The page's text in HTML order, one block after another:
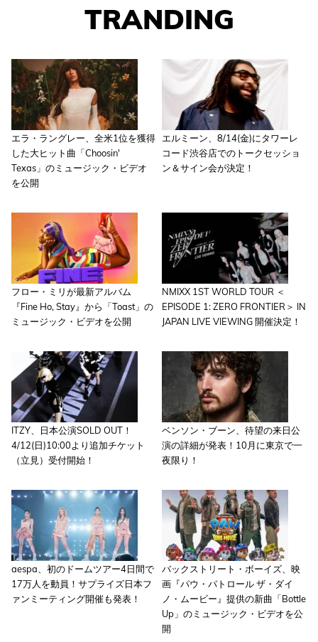
TRANDING
エラ・ラングレー、全米1位を獲得
した大ヒット曲「Choosin'
Texas」のミュージック・ビデオ
を公開
エルミーン、8/14(金)にタワーレ
コード渋谷店でのトークセッショ
ン＆サイン会が決定！
フロー・ミリが最新アルバム
『Fine Ho, Stay』から「Toast」の
ミュージック・ビデオを公開
NMIXX 1ST WORLD TOUR ＜
EPISODE 1: ZERO FRONTIER＞ IN
JAPAN LIVE VIEWING 開催決定！
ITZY、日本公演SOLD OUT！
4/12(日)10:00より追加チケット
（立見）受付開始！
ベンソン・ブーン、待望の来日公
演の詳細が発表！10月に東京で一
夜限り！
aespa、初のドームツアー4日間で
17万人を動員！サプライズ日本フ
ァンミーティング開催も発表！
バックストリート・ボーイズ、映
画『パウ・パトロール ザ・ダイ
ノ・ムービー』提供の新曲「Bottle
Up」のミュージック・ビデオを公
開